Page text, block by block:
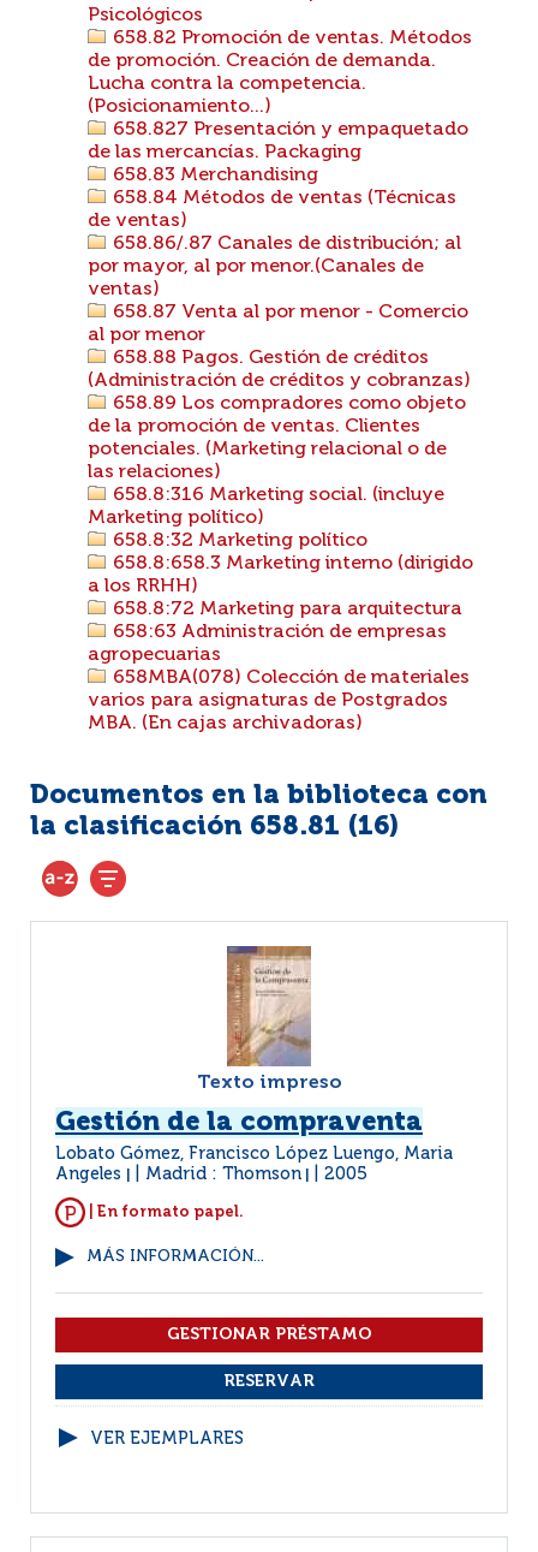
Psicológicos
658.82 Promoción de ventas. Métodos
de promoción. Creación de demanda.
Lucha contra la competencia.
(Posicionamiento...)
658.827 Presentación y empaquetado
de las mercancías. Packaging
658.83 Merchandising
658.84 Métodos de ventas (Técnicas
de ventas)
658.86/.87 Canales de distribución; al
por mayor, al por menor.(Canales de
ventas)
658.87 Venta al por menor - Comercio
al por menor
658.88 Pagos. Gestión de créditos
(Administración de créditos y cobranzas)
658.89 Los compradores como objeto
de la promoción de ventas. Clientes
potenciales. (Marketing relacional o de
las relaciones)
658.8:316 Marketing social. (incluye
Marketing político)
658.8:32 Marketing político
658.8:658.3 Marketing interno (dirigido
a los RRHH)
658.8:72 Marketing para arquitectura
658:63 Administración de empresas
agropecuarias
658MBA(078) Colección de materiales
varios para asignaturas de Postgrados
MBA. (En cajas archivadoras)
Documentos en la biblioteca con
la clasificación 658.81 (16)
Texto impreso
Gestión de la compraventa
Lobato Gómez, Francisco López Luengo, Maria
Angeles
Madrid : Thomson 2005
| En formato papel.
MÁS INFORMACIÓN...
VER EJEMPLARES